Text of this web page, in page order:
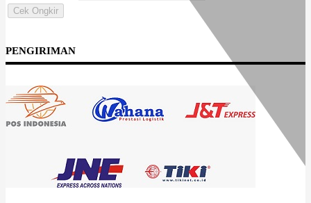
Cek Ongkir
PENGIRIMAN